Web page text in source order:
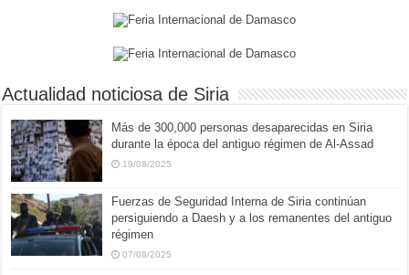
Actualidad noticiosa de Siria
Más de 300,000 personas desaparecidas en Siria
durante la época del antiguo régimen de Al-Assad
19/08/2025
Fuerzas de Seguridad Interna de Siria continúan
persiguiendo a Daesh y a los remanentes del antiguo
régimen
07/08/2025